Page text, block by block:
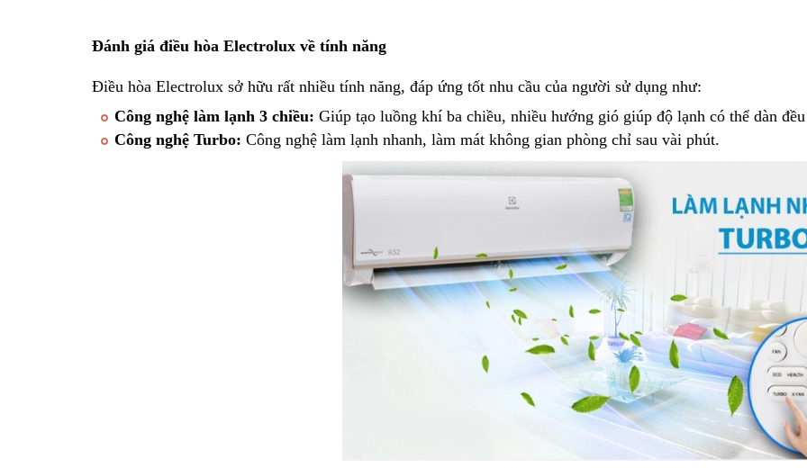
Đánh giá điều hòa Electrolux về tính năng
Điều hòa Electrolux sở hữu rất nhiều tính năng, đáp ứng tốt nhu cầu của người sử dụng như:
Công nghệ làm lạnh 3 chiều: Giúp tạo luồng khí ba chiều, nhiều hướng gió giúp độ lạnh có thể dàn
Công nghệ Turbo: Công nghệ làm lạnh nhanh, làm mát không gian phòng chỉ sau vài phút.